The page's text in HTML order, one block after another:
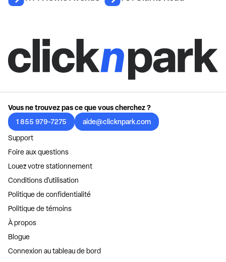
Vous ne trouvez pas ce que vous cherchez ?
1 855 979-7275
aide@clicknpark.com
Support
Foire aux questions
Louez votre stationnement
Conditions d'utilisation
Politique de confidentialité
Politique de témoins
À propos
Blogue
Connexion au tableau de bord